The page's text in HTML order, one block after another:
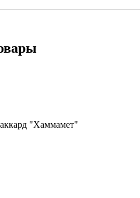
"Хаммамет"